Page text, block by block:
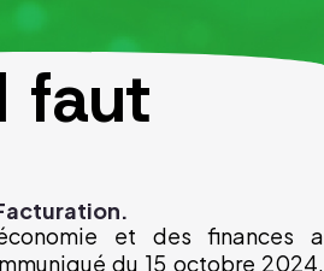
faut
et des finances a
du 15 octobre 2024,